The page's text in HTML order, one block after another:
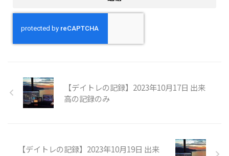
【デイトレの記録】2023年10月17日 出来
高の記録のみ
【デイトレの記録】2023年10月19日 出来